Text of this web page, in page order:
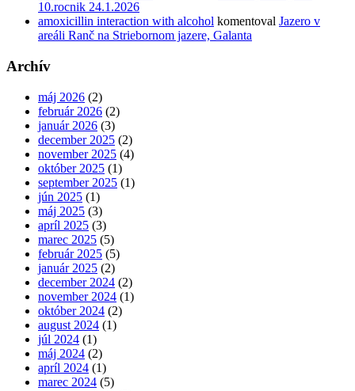
10.rocnik 24.1.2026
amoxicillin interaction with alcohol komentoval Jazero v
areáli Ranč na Striebornom jazere, Galanta
Archív
máj 2026 (2)
február 2026 (2)
január 2026 (3)
december 2025 (2)
november 2025 (4)
október 2025 (1)
september 2025 (1)
jún 2025 (1)
máj 2025 (3)
apríl 2025 (3)
marec 2025 (5)
február 2025 (5)
január 2025 (2)
december 2024 (2)
november 2024 (1)
október 2024 (2)
august 2024 (1)
júl 2024 (1)
máj 2024 (2)
apríl 2024 (1)
marec 2024 (5)